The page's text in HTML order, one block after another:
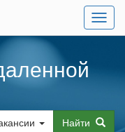
Меню
Найти